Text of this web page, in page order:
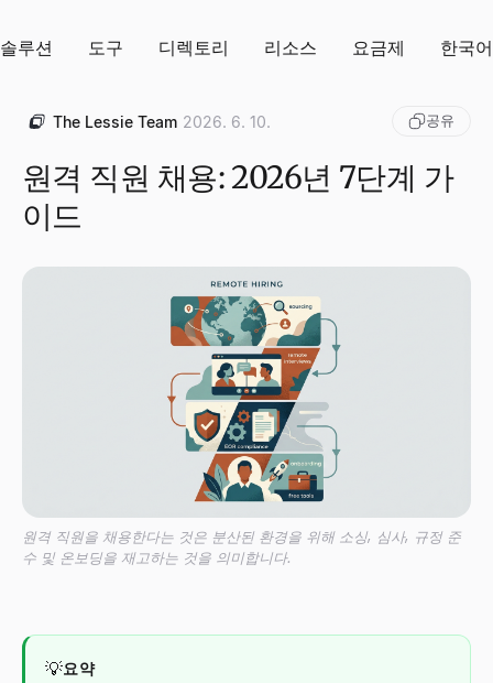
솔루션 도구 디렉토리 리소스 요금제 한국어
The Lessie Team 2026. 6. 10. 공유
원격 직원 채용: 2026년 7단계 가
이드
원격 직원을 채용한다는 것은 분산된 환경을 위해 소싱, 심사, 규정 준
수 및 온보딩을 재고하는 것을 의미합니다.
💡요약